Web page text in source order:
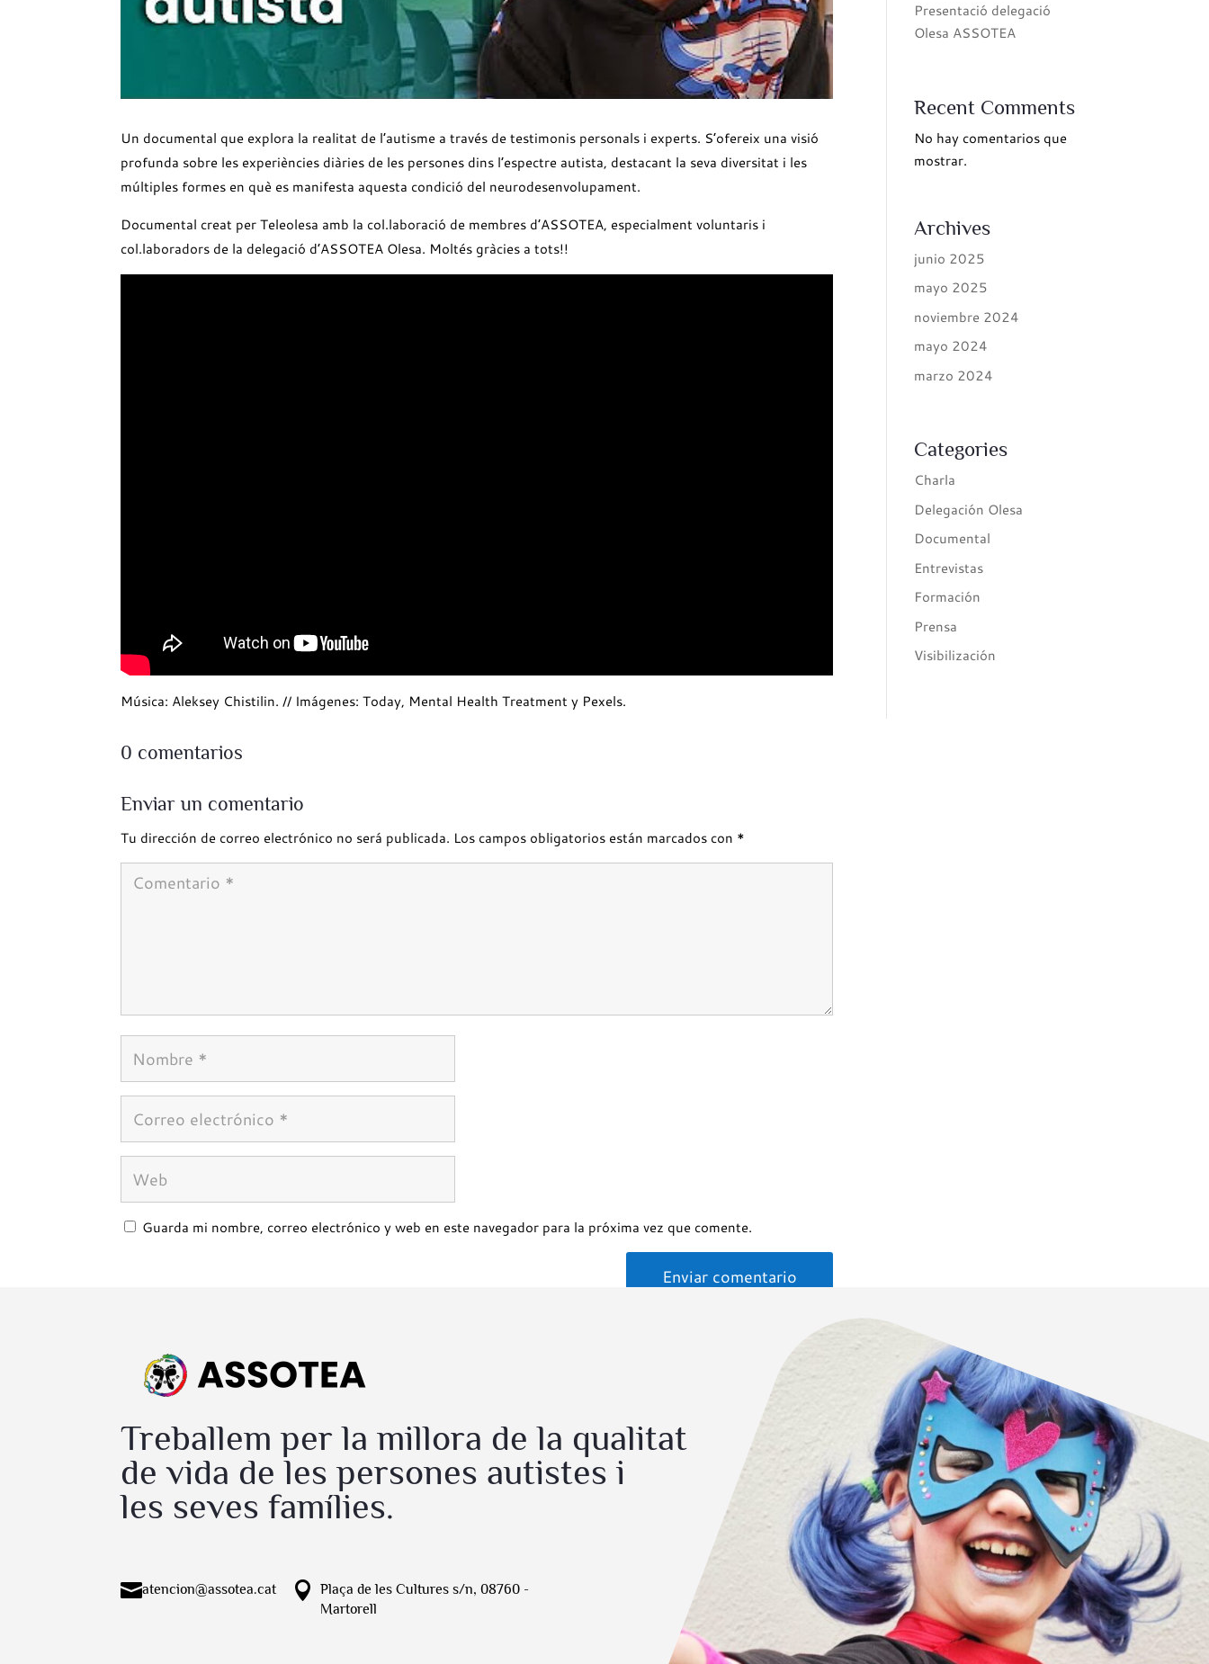
Un documental que explora la realitat de l’autisme a través de testimonis personals i experts. S’ofereix una visió
profunda sobre les experiències diàries de les persones dins l’espectre autista, destacant la seva diversitat i les
múltiples formes en què es manifesta aquesta condició del neurodesenvolupament.
Documental creat per Teleolesa amb la col.laboració de membres d’ASSOTEA, especialment voluntaris i
col.laboradors de la delegació d’ASSOTEA Olesa. Moltés gràcies a tots!!
Música: Aleksey Chistilin. // Imágenes: Today, Mental Health Treatment y Pexels.
0 comentarios
Enviar un comentario
Tu dirección de correo electrónico no será publicada. Los campos obligatorios están marcados con *
Guarda mi nombre, correo electrónico y web en este navegador para la próxima vez que comente.
Enviar comentario
Presentació delegació
Olesa ASSOTEA
Recent Comments
No hay comentarios que
mostrar.
Archives
junio 2025
mayo 2025
noviembre 2024
mayo 2024
marzo 2024
Categories
Charla
Delegación Olesa
Documental
Entrevistas
Formación
Prensa
Visibilización
Treballem per la millora de la qualitat
de vida de les persones autistes i
les seves famílies.
atencion@assotea.cat 
Plaça de les Cultures s/n, 08760 -
Martorell